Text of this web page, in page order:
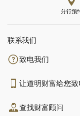
分行预
联系我们​​​​​​​
致电我们
让道明财富给您致
查找财富顾问